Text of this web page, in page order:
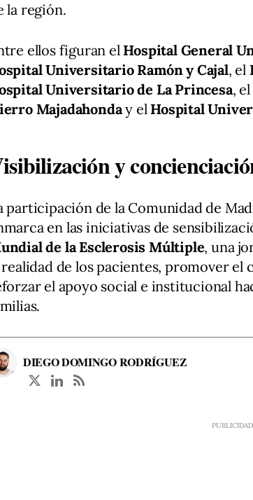
la región.
ellos figuran el Hospital General
Universitario Ramón y Cajal, el
Universitario de La Princesa, el
Majadahonday el Hospital
y
participación de la Comunidad de
en las iniciativas de
de la Esclerosis Múltiple, una
realidad de los pacientes, promover
el apoyo social e institucional
DIEGO DOMINGO RODRÍGUEZ